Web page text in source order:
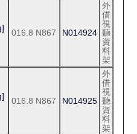
016.8 N867 N014924
外
借
視
聽
資
料
架
016.8 N867 N014925
外
借
視
聽
資
料
架